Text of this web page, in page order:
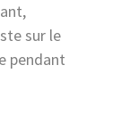
sur le
pendant